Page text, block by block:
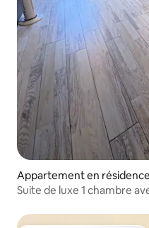
Appartement en
Suite de luxe 1 chambre